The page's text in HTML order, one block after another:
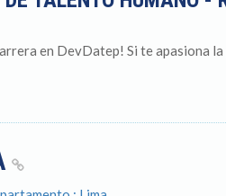
en DevDatep! Si te apasiona